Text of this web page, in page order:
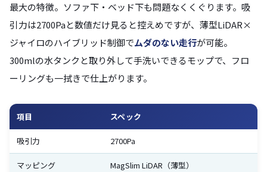
最大の特徴。ソファ下・ベッド下も問題なくくぐります。吸
引力は2700Paと数値だけ見ると控えめですが、薄型LiDAR×
ジャイロのハイブリッド制御でムダのない走行が可能。
300mlの水タンクと取り外して手洗いできるモップで、フロ
ーリングも一拭きで仕上がります。
項目 スペック
吸引力 2700Pa
マッピング MagSlim LiDAR（薄型）